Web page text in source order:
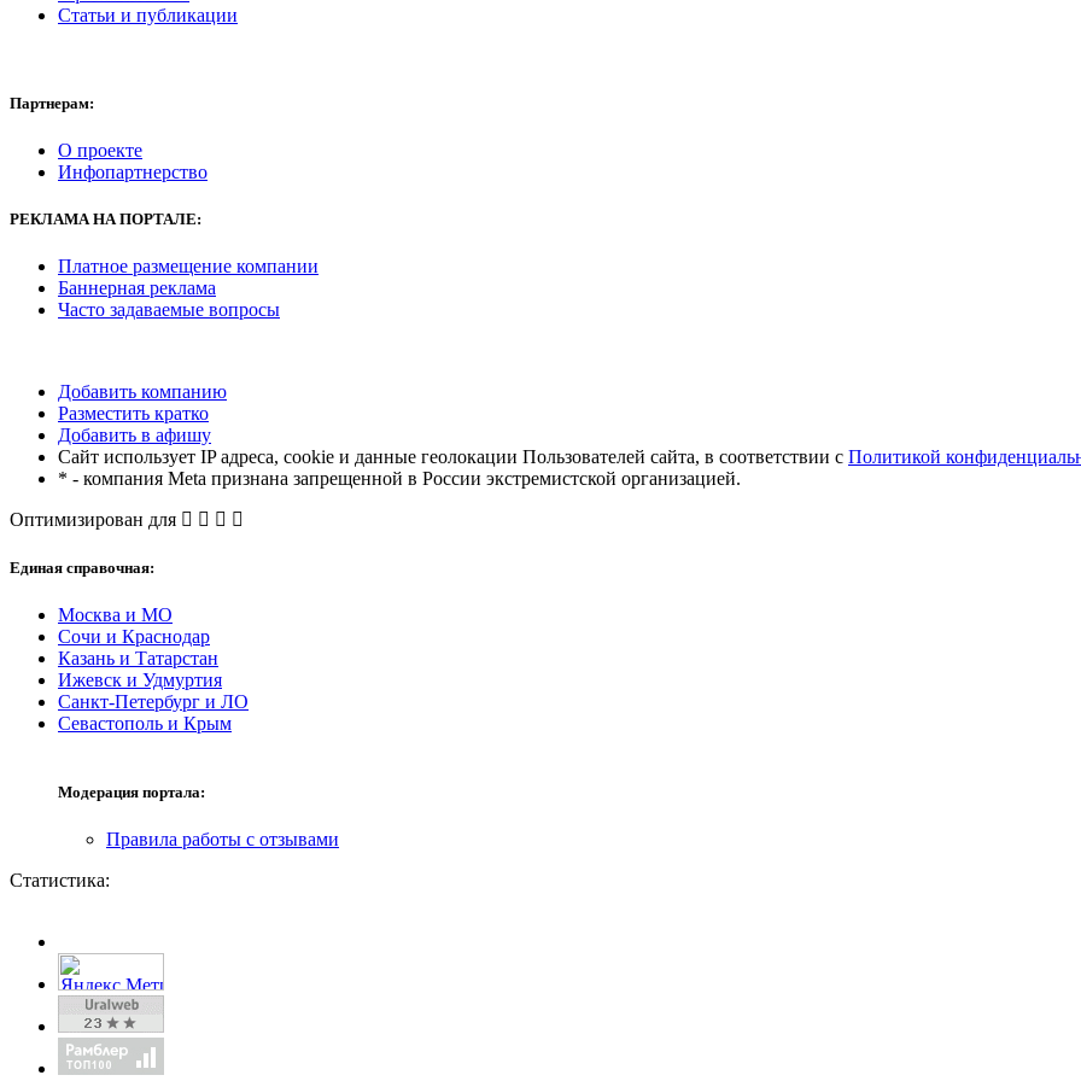
Статьи и публикации
Партнерам:
О проекте
Инфопартнерство
РЕКЛАМАНА ПОРТАЛЕ:
Платное размещение компании
Баннерная реклама
Часто задаваемые вопросы
Добавить компанию
Разместить кратко
Добавить в афишу
Сайт использует IP адреса, cookie и данные геолокации Пользователей сайта, в соответствии с Политикой
* - компания Meta признана запрещенной в России экстремистской организацией.
Оптимизирован для
Единая справочная:
Москва и МО
Сочи и Краснодар
Казань и Татарстан
Ижевск и Удмуртия
Санкт-Петербург и ЛО
Севастополь и Крым
Модерация портала:
Правила работы с отзывами
Статистика: